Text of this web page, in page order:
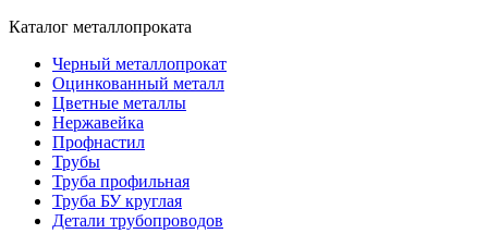
Каталог металлопроката
Черный металлопрокат
Оцинкованный металл
Цветные металлы
Нержавейка
Профнастил
Трубы
Труба профильная
Труба БУ круглая
Детали трубопроводов